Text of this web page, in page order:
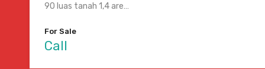
90 luas tanah 1,4 are…
For Sale
Call